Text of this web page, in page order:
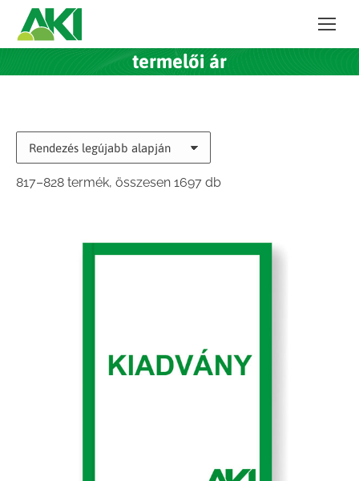
termelői ár
817–828 termék, összesen 1697 dbSorted